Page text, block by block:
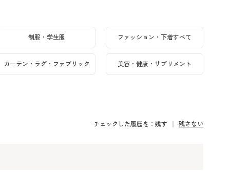
制服・学生服 ファッション・下着すべて
カーテン・ラグ・ファブリック 美容・健康・サプリメント
チェックした履歴を： 残す 残さない